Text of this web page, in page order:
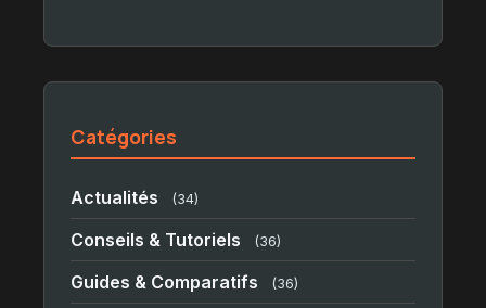
Catégories
Actualités (34)
Conseils & Tutoriels (36)
Guides & Comparatifs (36)